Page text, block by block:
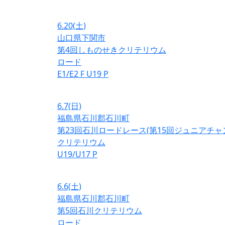
6.20(土)
山口県下関市
第4回しものせきクリテリウム
ロード
E1/E2 F U19 P
6.7(日)
福島県石川郡石川町
第23回石川ロードレース(第15回ジュニアチャ
クリテリウム
U19/U17 P
6.6(土)
福島県石川郡石川町
第5回石川クリテリウム
ロード